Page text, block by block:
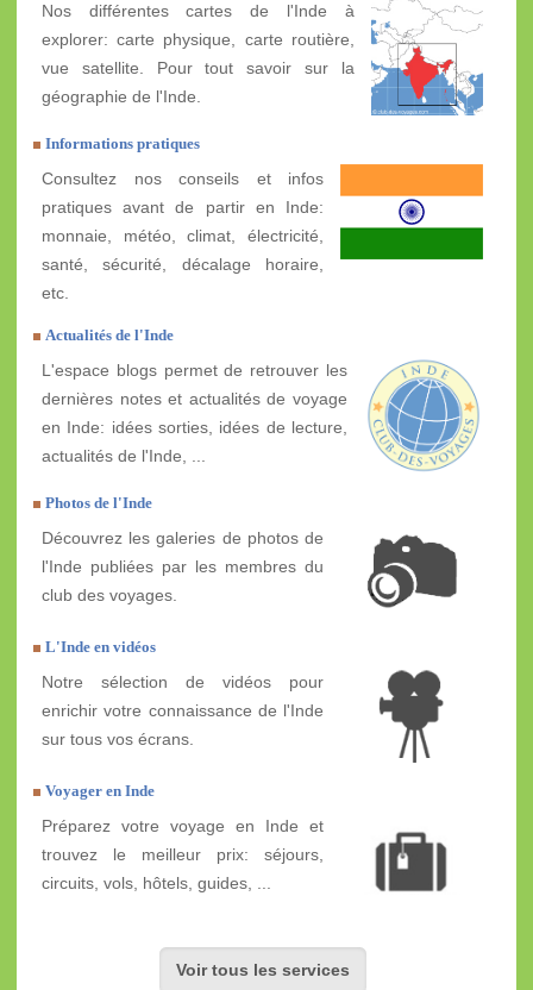
Nos différentes cartes de l'Inde à
explorer: carte physique, carte routière,
vue satellite. Pour tout savoir sur la
géographie de l'Inde.
Informations pratiques
Consultez nos conseils et infos
pratiques avant de partir en Inde:
monnaie, météo, climat, électricité,
santé, sécurité, décalage horaire,
etc.
Actualités de l'Inde
L'espace blogs permet de retrouver les
dernières notes et actualités de voyage
en Inde: idées sorties, idées de lecture,
actualités de l'Inde, ...
Photos de l'Inde
Découvrez les galeries de photos de
l'Inde publiées par les membres du
club des voyages.
L'Inde en vidéos
Notre sélection de vidéos pour
enrichir votre connaissance de l'Inde
sur tous vos écrans.
Voyager en Inde
Préparez votre voyage en Inde et
trouvez le meilleur prix: séjours,
circuits, vols, hôtels, guides, ...
Voir tous les services